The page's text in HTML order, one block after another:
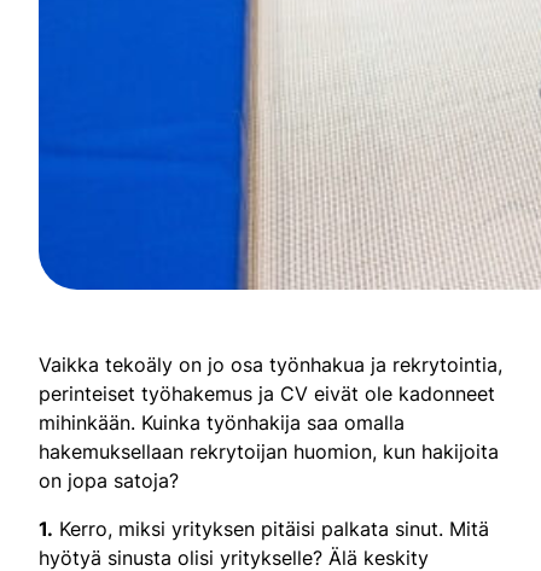
Vaikka tekoäly on jo osa työnhakua ja rekrytointia,
perinteiset työhakemus ja CV eivät ole kadonneet
mihinkään. Kuinka työnhakija saa omalla
hakemuksellaan rekrytoijan huomion, kun hakijoita
on jopa satoja?
1. Kerro, miksi yrityksen pitäisi palkata sinut. Mitä
hyötyä sinusta olisi yritykselle? Älä keskity